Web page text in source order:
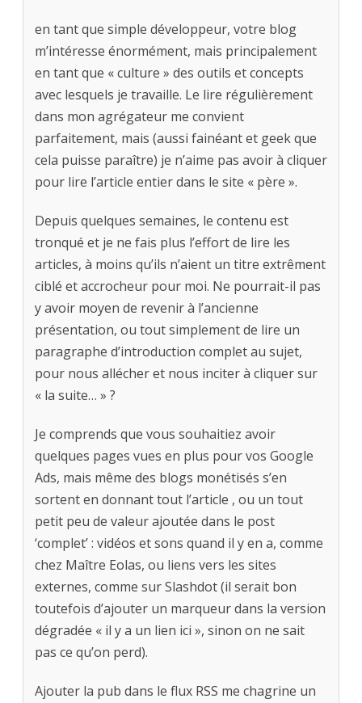
en tant que simple développeur, votre blog
m’intéresse énormément, mais principalement
en tant que « culture » des outils et concepts
avec lesquels je travaille. Le lire régulièrement
dans mon agrégateur me convient
parfaitement, mais (aussi fainéant et geek que
cela puisse paraître) je n’aime pas avoir à cliquer
pour lire l’article entier dans le site « père ».
Depuis quelques semaines, le contenu est
tronqué et je ne fais plus l’effort de lire les
articles, à moins qu’ils n’aient un titre extrêment
ciblé et accrocheur pour moi. Ne pourrait-il pas
y avoir moyen de revenir à l’ancienne
présentation, ou tout simplement de lire un
paragraphe d’introduction complet au sujet,
pour nous allécher et nous inciter à cliquer sur
« la suite… » ?
Je comprends que vous souhaitiez avoir
quelques pages vues en plus pour vos Google
Ads, mais même des blogs monétisés s’en
sortent en donnant tout l’article , ou un tout
petit peu de valeur ajoutée dans le post
‘complet’ : vidéos et sons quand il y en a, comme
chez Maître Eolas, ou liens vers les sites
externes, comme sur Slashdot (il serait bon
toutefois d’ajouter un marqueur dans la version
dégradée « il y a un lien ici », sinon on ne sait
pas ce qu’on perd).
Ajouter la pub dans le flux RSS me chagrine un